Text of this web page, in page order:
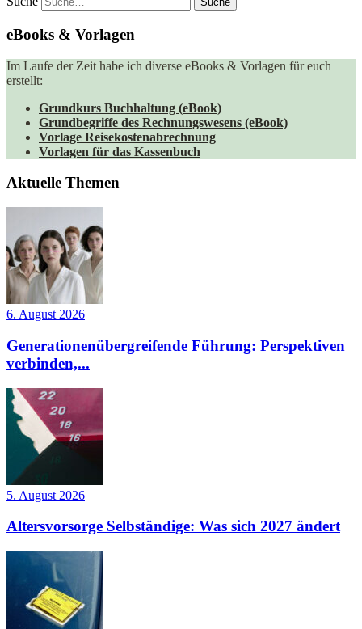
eBooks & Vorlagen
Im Laufe der Zeit habe ich diverse eBooks & Vorlagen für euch
erstellt:
Grundkurs Buchhaltung (eBook)
Grundbegriffe des Rechnungswesens (eBook)
Vorlage Reisekostenabrechnung
Vorlagen für das Kassenbuch
Aktuelle Themen
6. August 2026
Generationenübergreifende Führung: Perspektiven
verbinden,...
5. August 2026
Altersvorsorge Selbständige: Was sich 2027 ändert